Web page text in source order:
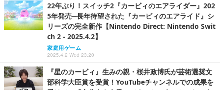
22年ぶり！スイッチ2『カービィのエアライダー』202
5年発売─長年待望された『カービィのエアライド』シ
リーズの完全新作【Nintendo Direct: Nintendo Swit
ch 2 - 2025.4.2】
家庭用ゲーム
2025.4.2 Wed 23:20
『星のカービィ』生みの親・桜井政博氏が芸術選奨文
部科学大臣賞を受賞！YouTubeチャンネルでの成果を